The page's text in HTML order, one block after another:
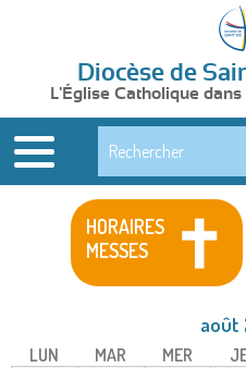
Diocèse de
L'Église Catholique
HORAIRES
MESSES
août
LUN MAR MER